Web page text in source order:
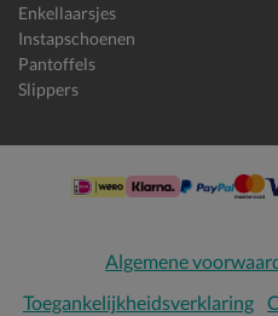
Enkellaarsjes
Instapschoenen
Pantoffels
Slippers
Algemene
Toegankelijkheidsverklaring